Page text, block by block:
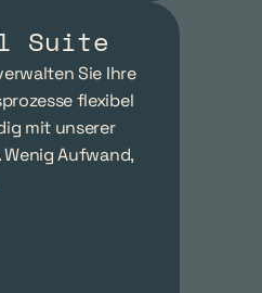
Suite
Sie Ihre
flexibel
mit unserer
Aufwand,